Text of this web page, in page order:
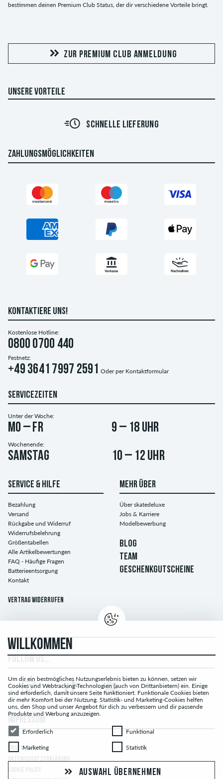
bestimmen deinen Premium Club Status, der dir verschiedene Vorteile bringt.
ZUR PREMIUM CLUB ANMELDUNG
UNSERE VORTEILE
SCHNELLE LIEFERUNG
ZAHLUNGSMÖGLICHKEITEN
KONTAKTIERE UNS!
Kostenlose Hotline:
0800 0700 440
Festnetz:
+49 3641 7997 2591 Oder per Kontaktformular
SERVICEZEITEN
Unter der Woche:
Mo – Fr 9 – 18 Uhr
Wochenende:
Samstag 10 – 12 Uhr
SERVICE & HILFE
Bezahlung
Versand
Rückgabe und Widerruf
Widerrufsbelehrung
Größentabellen
Alle Artikelbewertungen
FAQ - Häufige Fragen
Batterieentsorgung
Kontakt
Vertrag widerrufen
MEHR ÜBER
Über skatedeluxe
Jobs & Karriere
Modelbewerbung
BLOG
TEAM
GESCHENKGUTSCHEINE
UNSERE AGB
WILLKOMMEN
Um dir ein bestmögliches Nutzungserlebnis bieten zu können, setzen wir
Cookies und Webtracking-Technologien (auch von Drittanbietern) ein. Einige
sind erforderlich, damit unsere Seite funktioniert. Funktionale Cookies bieten
dir mehr Komfort bei der Nutzung. Statistik- und Marketing-Cookies helfen
uns, den Shop und unser Angebot für dich zu verbessern und dir passende
Produkte und Werbung anzuzeigen.
Erforderlich
Erforderlich FunktionalFunktional
MarketingMarketing StatistikStatistik
AUSWAHL ÜBERNEHMEN